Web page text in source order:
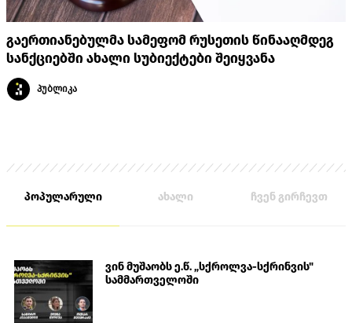
გაერთიანებულმა სამეფომ რუსეთის წინააღმდეგ
სანქციებში ახალი სუბიექტები შეიყვანა
პუბლიკა
პოპულარული ახალი ჩვენ გირჩევთ
ვინ მუშაობს ე.წ. „სქროლვა-სქრინვის"
სამმართველოში